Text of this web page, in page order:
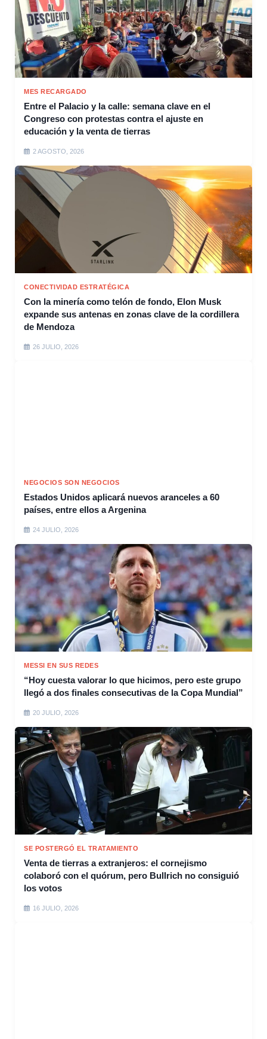
MES RECARGADO
Entre el Palacio y la calle: semana clave en el
Congreso con protestas contra el ajuste en
educación y la venta de tierras
2 AGOSTO, 2026
CONECTIVIDAD ESTRATÉGICA
Con la minería como telón de fondo, Elon Musk
expande sus antenas en zonas clave de la cordillera
de Mendoza
26 JULIO, 2026
NEGOCIOS SON NEGOCIOS
Estados Unidos aplicará nuevos aranceles a 60
países, entre ellos a Argenina
24 JULIO, 2026
MESSI EN SUS REDES
“Hoy cuesta valorar lo que hicimos, pero este grupo
llegó a dos finales consecutivas de la Copa Mundial”
20 JULIO, 2026
SE POSTERGÓ EL TRATAMIENTO
Venta de tierras a extranjeros: el cornejismo
colaboró con el quórum, pero Bullrich no consiguió
los votos
16 JULIO, 2026